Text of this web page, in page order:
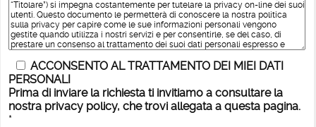
ACCONSENTO AL TRATTAMENTO DEI MIEI DATI
PERSONALI
Prima di inviare la richiesta ti invitiamo a consultare la
nostra privacy policy, che trovi allegata a questa pagina.
*